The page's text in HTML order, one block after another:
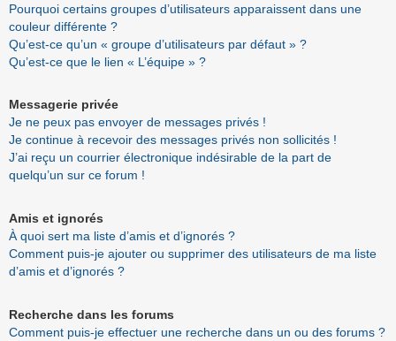
Pourquoi certains groupes d’utilisateurs apparaissent dans une
couleur différente ?
Qu’est-ce qu’un « groupe d’utilisateurs par défaut » ?
Qu’est-ce que le lien « L’équipe » ?
Messagerie privée
Je ne peux pas envoyer de messages privés !
Je continue à recevoir des messages privés non sollicités !
J’ai reçu un courrier électronique indésirable de la part de
quelqu’un sur ce forum !
Amis et ignorés
À quoi sert ma liste d’amis et d’ignorés ?
Comment puis-je ajouter ou supprimer des utilisateurs de ma liste
d’amis et d’ignorés ?
Recherche dans les forums
Comment puis-je effectuer une recherche dans un ou des forums ?